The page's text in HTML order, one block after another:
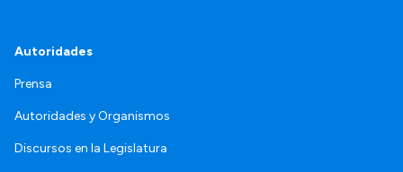
Autoridades
Prensa
Autoridades y Organismos
Discursos en la Legislatura